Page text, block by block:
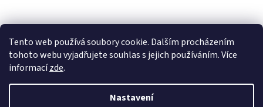
Tento web používá soubory cookie. Dalším procházením
tohoto webu vyjadřujete souhlas s jejich používáním. Více
informacízde.
Nastavení